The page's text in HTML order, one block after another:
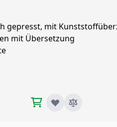
gepresst, mit
mit Übersetzung